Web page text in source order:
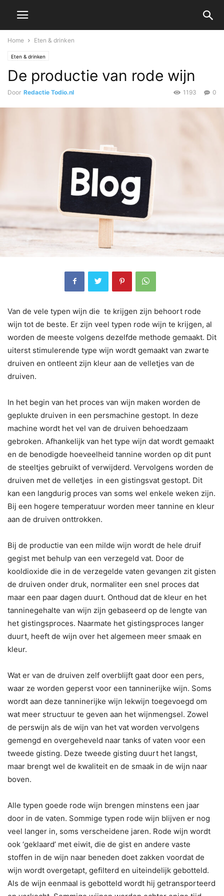
Home Eten & drinken
Eten & drinken
De productie van rode wijn
Door Redactie Todio.nl 0
1193
Van de vele typen wijn die te krijgen zijn behoort rode
wijn tot de beste. Er zijn veel typen rode wijn te krijgen, al
worden de meeste volgens dezelfde methode gemaakt. Dit
uiterst stimulerende type wijn wordt gemaakt van zwarte
druiven en ontleent zijn kleur aan de velletjes van de
druiven.
In het begin van het proces van wijn maken worden de
geplukte druiven in een persmachine gestopt. In deze
machine wordt het vel van de druiven behoedzaam
gebroken. Afhankelijk van het type wijn dat wordt gemaakt
en de benodigde hoeveelheid tannine worden op dit punt
de steeltjes gebruikt of verwijderd. Vervolgens worden de
druiven met de velletjes in een gistingsvat gestopt. Dit
kan een langdurig proces van soms wel enkele weken zijn.
Bij een hogere temperatuur worden meer tannine en kleur
aan de druiven onttrokken.
Bij de productie van een milde wijn wordt de hele druif
gegist met behulp van een verzegeld vat. Door de
kooldioxide die in de verzegelde vaten gevangen zit gisten
de druiven onder druk, normaliter een snel proces dat
maar een paar dagen duurt. Onthoud dat de kleur en het
tanninegehalte van wijn zijn gebaseerd op de lengte van
het gistingsproces. Naarmate het gistingsproces langer
duurt, heeft de wijn over het algemeen meer smaak en
kleur.
Wat er van de druiven zelf overblijft gaat door een pers,
waar ze worden geperst voor een tanninerijke wijn. Soms
wordt aan deze tanninerijke wijn lekwijn toegevoegd om
wat meer structuur te geven aan het wijnmengsel. Zowel
de perswijn als de wijn van het vat worden vervolgens
gemengd en overgeheveld naar tanks of vaten voor een
tweede gisting. Deze tweede gisting duurt het langst,
maar brengt wel de kwaliteit en de smaak in de wijn naar
boven.
Alle typen goede rode wijn brengen minstens een jaar
door in de vaten. Sommige typen rode wijn blijven er nog
veel langer in, soms verscheidene jaren. Rode wijn wordt
ook ‘geklaard’ met eiwit, die de gist en andere vaste
stoffen in de wijn naar beneden doet zakken voordat de
wijn wordt overgetapt, gefilterd en uiteindelijk gebotteld.
Als de wijn eenmaal is gebotteld wordt hij getransporteerd